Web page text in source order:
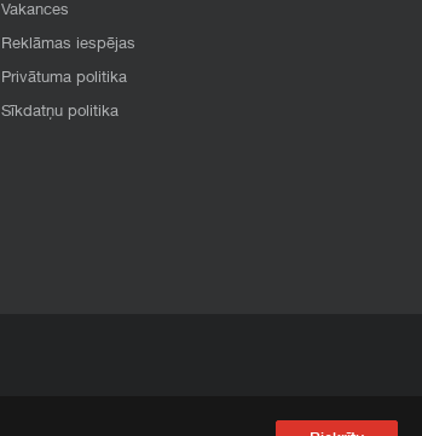
Vakances
Reklāmas iespējas
Privātuma politika
Sīkdatņu politika